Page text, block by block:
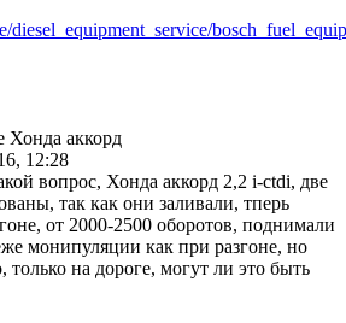
diesel_equipment_service/
Хонда аккорд
, 12:28
вопрос, Хонда аккорд 2,2 i-ctdi, две
так как они заливали, тперь
от 2000-2500 оборотов, поднимали
монипуляции как при разгоне, но
только на дороге, могут ли это быть